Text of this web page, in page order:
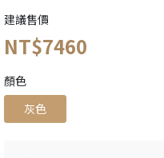
建議售價
NT$7460
顏色
灰色